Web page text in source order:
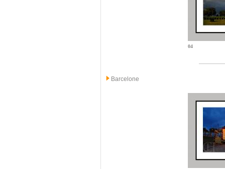
04
Barcelone